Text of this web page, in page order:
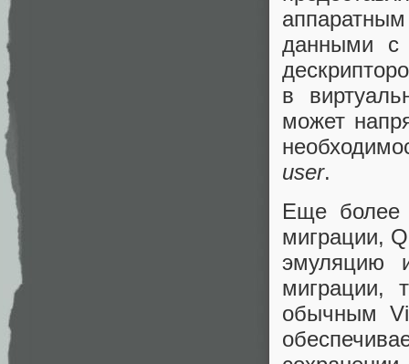
данными с
в
может
user.
Еще более
миграции,
эмуляцию
миграции,
обычным